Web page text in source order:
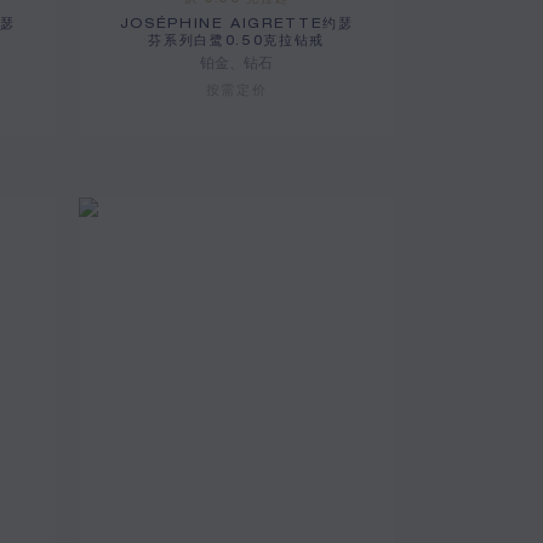
JOSÉPHINE AIGRETTE约瑟
芬系列白鹭0.50克拉钻戒
铂金、钻石